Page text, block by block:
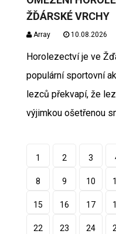
ŽĎÁRSKÉ VRCHY
Array 10.08.2026
Horolezectví je ve
populární sportovní
lezců překvapí, že
výjimkou ošetřenou
1 2 3
8 9 10
15 16 17
22 23 24